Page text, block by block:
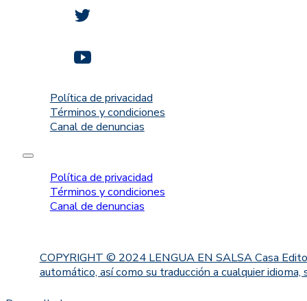
Política de privacidad
Términos y condiciones
Canal de denuncias
Política de privacidad
Términos y condiciones
Canal de denuncias
COPYRIGHT © 2024 LENGUA EN SALSA Casa
automático, así como su traducción a cualquier